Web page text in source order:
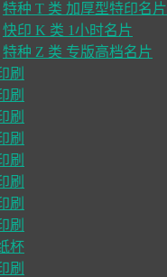
特种 T 类 加厚型特印名片
快印 K 类 1小时名片
特种 Z 类 专版高档名片
刷
刷
刷
刷
刷
刷
刷
刷
杯
刷